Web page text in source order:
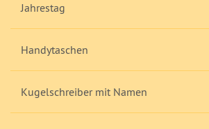
Jahrestag
Handytaschen
Kugelschreiber mit Namen